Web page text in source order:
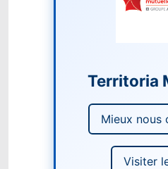
Territoria
Mieux nous
Visiter